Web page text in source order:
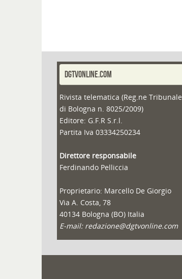
DGTVONLINE.COM
Rivista telematica (Reg.ne Tribunale
di Bologna n. 8025/2009)
Editore: G.F.R S.r.l.
Partita Iva 03334250234
Direttore responsabile
Ferdinando Pelliccia
Proprietario: Marcello De Giorgio
Via A. Costa, 78
40134 Bologna (BO) Italia
E-mail: redazione@dgtvonline.com